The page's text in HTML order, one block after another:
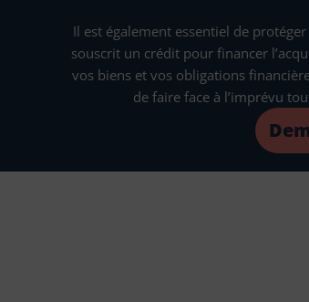
Il est également essentiel de
souscrit un crédit pour financer
vos biens et vos obligations
de faire face à l’imprévu